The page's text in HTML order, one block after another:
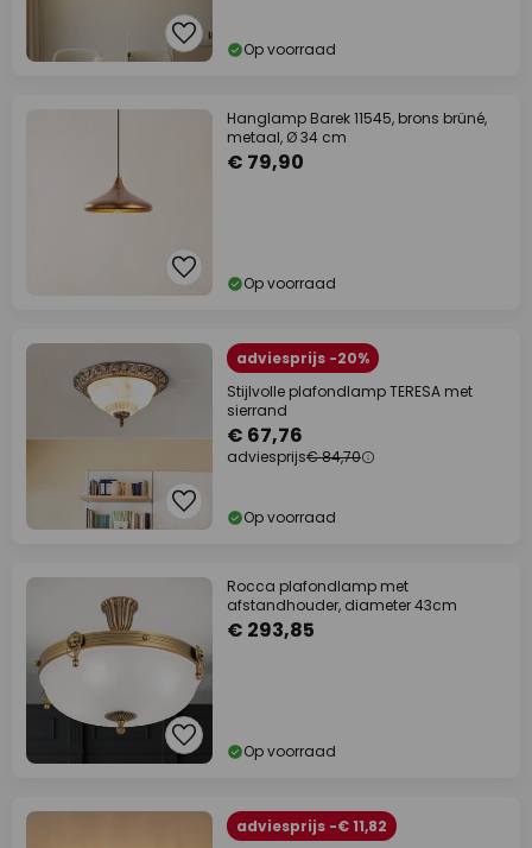
Op voorraad
Hanglamp Barek 11545, brons brüné,
metaal, Ø 34 cm
€ 79,90
Op voorraad
adviesprijs -20%
Stijlvolle plafondlamp TERESA met
sierrand
€ 67,76
adviesprijs€ 84,70
Op voorraad
Rocca plafondlamp met
afstandhouder, diameter 43cm
€ 293,85
Op voorraad
adviesprijs -€ 11,82